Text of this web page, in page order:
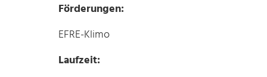
Förderungen:
EFRE-Klimo
Laufzeit: